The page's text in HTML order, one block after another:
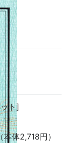
ト]
体2,718円）